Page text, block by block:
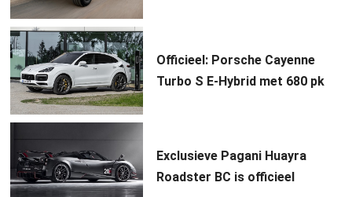
Officieel: Porsche Cayenne
Turbo S E-Hybrid met 680 pk
Exclusieve Pagani Huayra
Roadster BC is officieel